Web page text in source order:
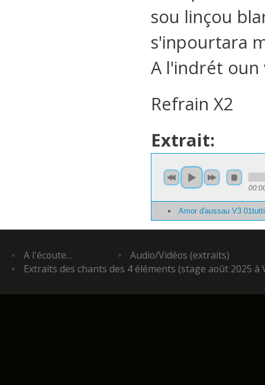
sou linçou
s'inpourtara
A l'indrét
Refrain X2
Extrait:
Amor d'aussau V3
A l'écoute…
Audio/Vidéos (extraits)
Extraits des chants des 4 éléments (stage août 2025 à